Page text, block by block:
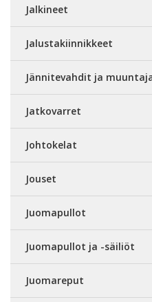
Jalkineet
Jalustakiinnikkeet
Jännitevahdit ja
Jatkovarret
Johtokelat
Jouset
Juomapullot
Juomapullot ja -säiliöt
Juomareput